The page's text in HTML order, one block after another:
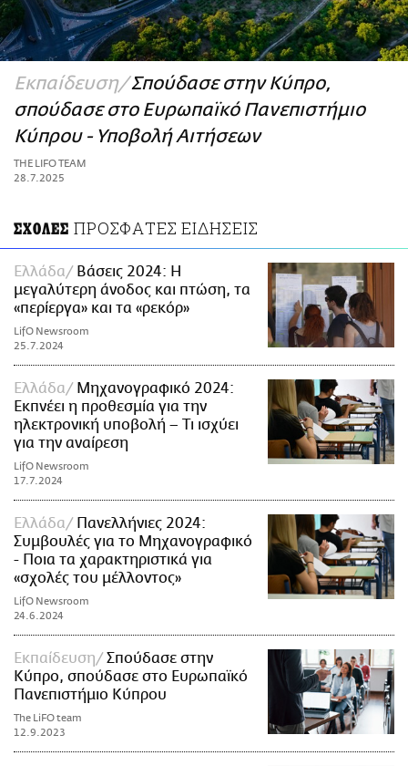
ΑΜΠΑ
PRINT
Εκπαίδευση Σπούδασε στην Κύπρο,
σπούδασε στο Ευρωπαϊκό Πανεπιστήμιο
Κύπρου - Υποβολή Αιτήσεων
THE LIFO TEAM
28.7.2025
ΣΧΟΛΕΣ ΠΡΟΣΦΑΤΕΣ ΕΙΔΗΣΕΙΣ
Ελλάδα
Βάσεις 2024: Η
μεγαλύτερη άνοδος και πτώση, τα
«περίεργα» και τα «ρεκόρ»
LifO Newsroom
25.7.2024
Ελλάδα
Μηχανογραφικό 2024:
Εκπνέει η προθεσμία για την
ηλεκτρονική υποβολή – Τι ισχύει
για την αναίρεση
LifO Newsroom
17.7.2024
Ελλάδα
Πανελλήνιες 2024:
Συμβουλές για το Μηχανογραφικό
- Ποια τα χαρακτηριστικά για
«σχολές του μέλλοντος»
LifO Newsroom
24.6.2024
Εκπαίδευση
Σπούδασε στην
Κύπρο, σπούδασε στο Ευρωπαϊκό
Πανεπιστήμιο Κύπρου
The LiFO team
12.9.2023